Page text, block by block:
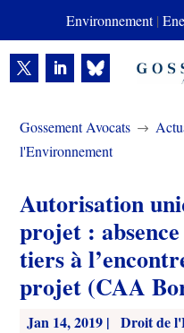
Environnement|
Gossement Avocats $
l'Environnement
Autorisation
projet :
tiers à
projet (CAA
Jan 14, 2019 | Droit de